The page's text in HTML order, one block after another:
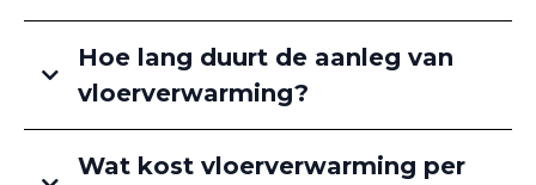
Hoe lang duurt de aanleg van
vloerverwarming?
Wat kost vloerverwarming per